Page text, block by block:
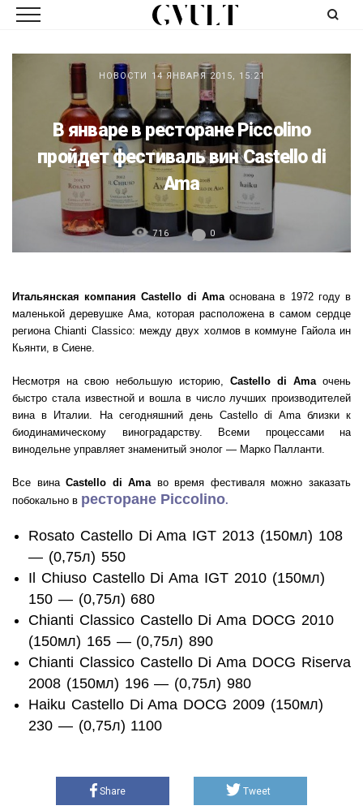
НОВОСТИ 14 ЯНВАРЯ 2015, 15:21
В январе в ресторане Piccolino
пройдет фестиваль вин Castello di
Ama
716 0
Итальянская компания Castello di Amaоснована в 1972 году в
маленькой деревушке Ама, которая расположена в самом сердце
региона Chianti Classico: между двух холмов в коммуне Гайола ин
Кьянти, в Сиене.
Несмотря на свою небольшую историю, Castello di Amaочень
быстро стала известной и вошла в число лучших производителей
вина в Италии. На сегодняшний день Castello di Ama близки к
биодинамическому виноградарству. Всеми процессами на
винодельне управляет знаменитый энолог — Марко Палланти.
Все винаCastello di Amaво время фестиваля можно заказать
побокально в ресторане Piccolino.
Rosato Castello Di Ama IGT 2013 (150мл) 108
— (0,75л) 550
Il Chiuso Castello Di Ama IGT 2010 (150мл)
150 — (0,75л) 680
Chianti Classico Castello Di Ama DOCG 2010
(150мл) 165 — (0,75л) 890
Chianti Classico Castello Di Ama DOCG Riserva
2008 (150мл) 196 — (0,75л) 980
Haiku Castello Di Ama DOCG 2009 (150мл)
230 — (0,75л) 1100
Share Tweet